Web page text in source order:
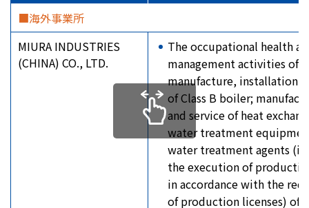
■海外事業所
MIURA INDUSTRIES
(CHINA) CO., LTD.
The occupational health
management activities of
manufacture, installation
of Class B boiler;
and service of heat
water treatment
water treatment agents
the execution of
in accordance with the
of production licenses) of